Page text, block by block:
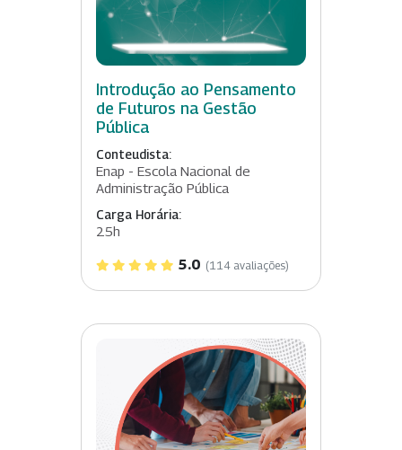
Introdução ao Pensamento
de Futuros na Gestão
Pública
Conteudista:
Enap - Escola Nacional de
Administração Pública
Carga Horária:
25h
5.0 (114 avaliações)